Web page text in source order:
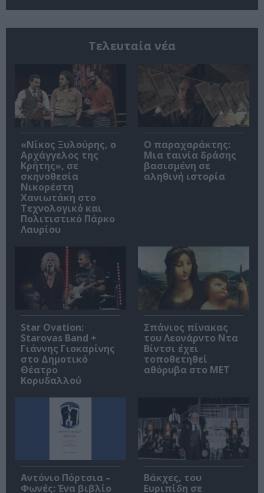
Τελευταία νέα
«Νίκος Ξυλούρης, ο
Αρχάγγελος της
Κρήτης», σε
σκηνοθεσία
Νικορέστη
Χανιωτάκη στο
Τεχνολογικό και
Πολιτιστικό Πάρκο
Λαυρίου
Ο παραχαράκτης:
Μια ταινία δράσης
βασισμένη σε
αληθινή ιστορία
Star Ovation:
Starovas Band +
Γιάννης Γιοκαρίνης
στο Δημοτικό
Θέατρο
Κορυδαλλού
Σπάνιος πίνακας
του Λεονάρντο Ντα
Βίντσι έχει
τοποθετηθεί
αθόρυβα στο MET
Αντόνιο Πόρτσια –
Φωνές: Ένα βιβλίο
Βάκχες, του
Ευριπίδη σε